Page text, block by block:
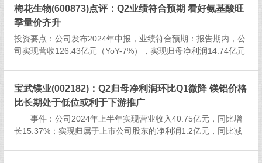
梅花生物(600873)点评：Q2业绩符合预期 看好氨基酸旺
季量价齐升
投资要点：公司发布2024年中报，业绩符合预期：报告期内，公
司实现营收126.43亿元（YoY-7%），实现归母净利润14.74亿元
宝武镁业(002182)：Q2归母净利润环比Q1微降 镁铝价格
比长期处于低位或利于下游推广
事件：公司2024年上半年实现营业收入40.75亿元，同比增
长15.37%；实现归属于上市公司股东的净利润1.2亿元，同比减